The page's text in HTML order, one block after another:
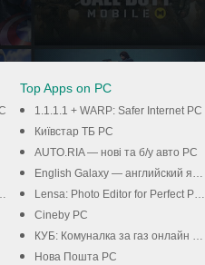
Top Apps on PC
1.1.1.1 + WARP: Safer Internet PC
Київстар TБ PC
AUTO.RIA — нові та б/у авто PC
English Galaxy — английский язык бесплатно PC
Lensa: Photo Editor for Perfect Pictures PC
Cineby PC
КУБ: Комуналка за газ онлайн PC
Нова Пошта PC